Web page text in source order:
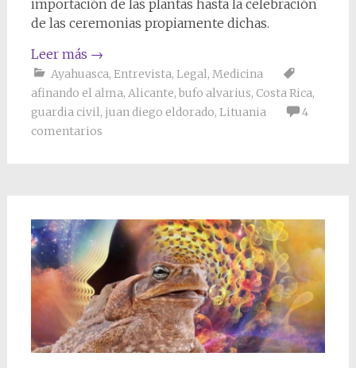
importación de las plantas hasta la celebración
de las ceremonias propiamente dichas.
Leer más →
Ayahuasca, Entrevista, Legal, Medicina
afinando el alma, Alicante, bufo alvarius, Costa Rica,
guardia civil, juan diego eldorado, Lituania
4
comentarios